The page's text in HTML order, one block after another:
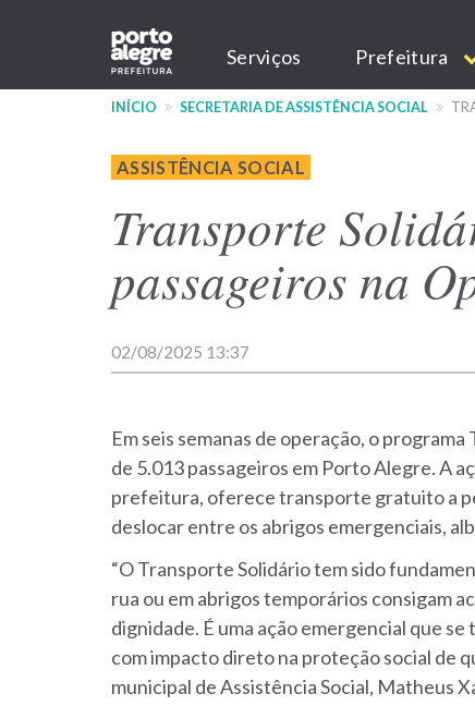
conteúdo
Main
navigation
Serviços Prefeitura
INÍCIO SECRETARIA DE ASSISTÊNCIA SOCIAL
ASSISTÊNCIA SOCIAL
Transporte
passageiros na
02/08/2025 13:37
Em seis semanas de operação, o
de 5.013 passageiros em Porto Alegre. A
prefeitura, oferece transporte gratuito a
deslocar entre os abrigos emergenciais,
“O Transporte Solidário tem sido
rua ou em abrigos temporários consigam
dignidade. É uma ação emergencial que
com impacto direto na proteção social de
municipal de Assistência Social, Matheus